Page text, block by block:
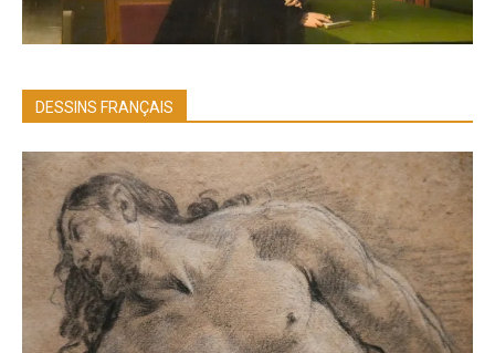
DESSINS FRANÇAIS